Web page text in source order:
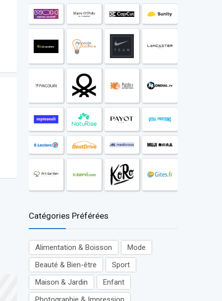
Catégories Préférées
Alimentation & Boisson
Mode
Beauté & Bien-être
Sport
Maison & Jardin
Enfant